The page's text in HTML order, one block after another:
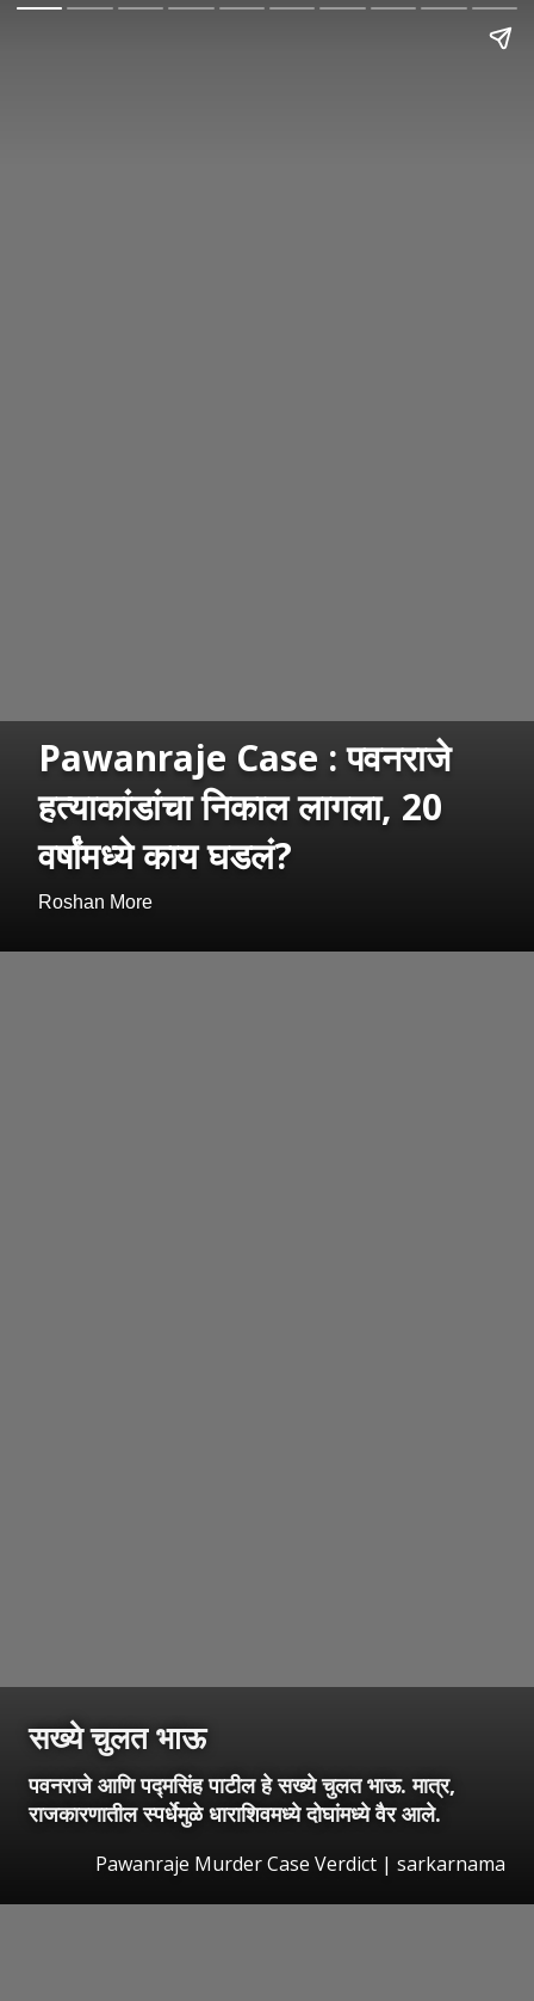
Pawanraje Case : पवनराजे
हत्याकांडांचा निकाल लागला, 20
वर्षांमध्ये काय घडलं?
Roshan More
सख्ये चुलत भाऊ
पवनराजे आणि पद्मसिंह पाटील हे सख्ये चुलत भाऊ. मात्र,
राजकारणातील स्पर्धेमुळे धाराशिवमध्ये दोघांमध्ये वैर आले.
Pawanraje Murder Case Verdict | sarkarnama